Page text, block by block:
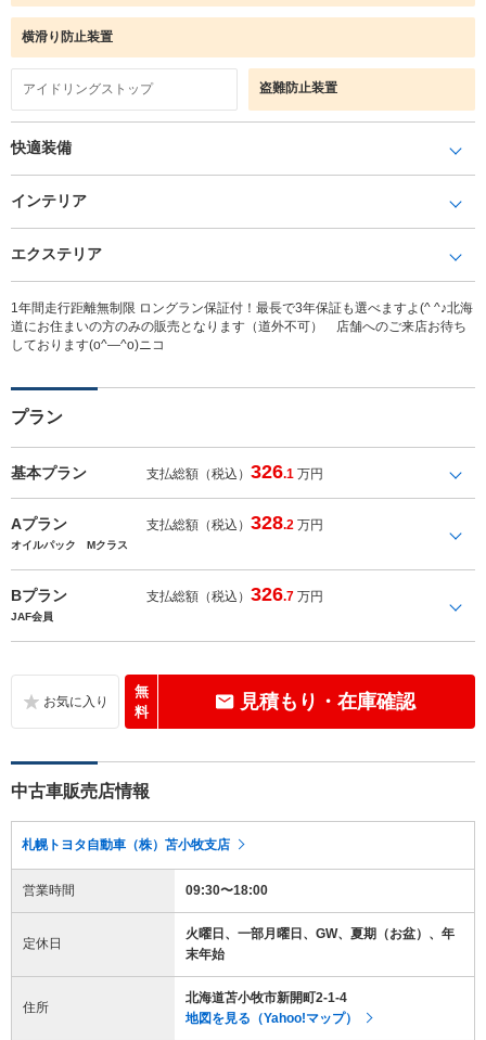
横滑り防止装置
アイドリングストップ 盗難防止装置
快適装備
インテリア
エクステリア
1年間走行距離無制限 ロングラン保証付！最長で3年保証も選べますよ(^ ^♪北海
道にお住まいの方のみの販売となります（道外不可） 店舗へのご来店お待ち
しております(o^―^o)ニコ
プラン
基本プラン 支払総額（税込）326.1 万円
Aプラン 支払総額（税込）328.2 万円
オイルパック Mクラス
Bプラン 支払総額（税込）326.7 万円
JAF会員
無
料
見積もり・在庫確認
中古車販売店情報
札幌トヨタ自動車（株）苫小牧支店
営業時間 09:30〜18:00
定休日
火曜日、一部月曜日、GW、夏期（お盆）、年
末年始
住所
北海道苫小牧市新開町2-1-4
地図を見る（Yahoo!マップ）